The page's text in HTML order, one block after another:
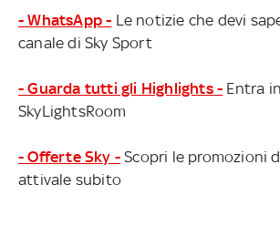
- WhatsApp - Le notizie che devi
canale di Sky Sport
- Guarda tutti gli Highlights - Entra in
SkyLightsRoom
- Offerte Sky - Scopri le promozioni
attivale subito